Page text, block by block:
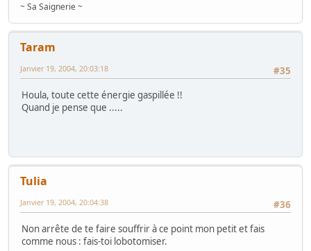
~ Sa Saignerie ~
Taram
#35
Janvier 19, 2004, 20:03:18
Houla, toute cette énergie gaspillée !!
Quand je pense que .....
Tulia
#36
Janvier 19, 2004, 20:04:38
Non arrête de te faire souffrir à ce point mon petit et fais
comme nous : fais-toi lobotomiser.